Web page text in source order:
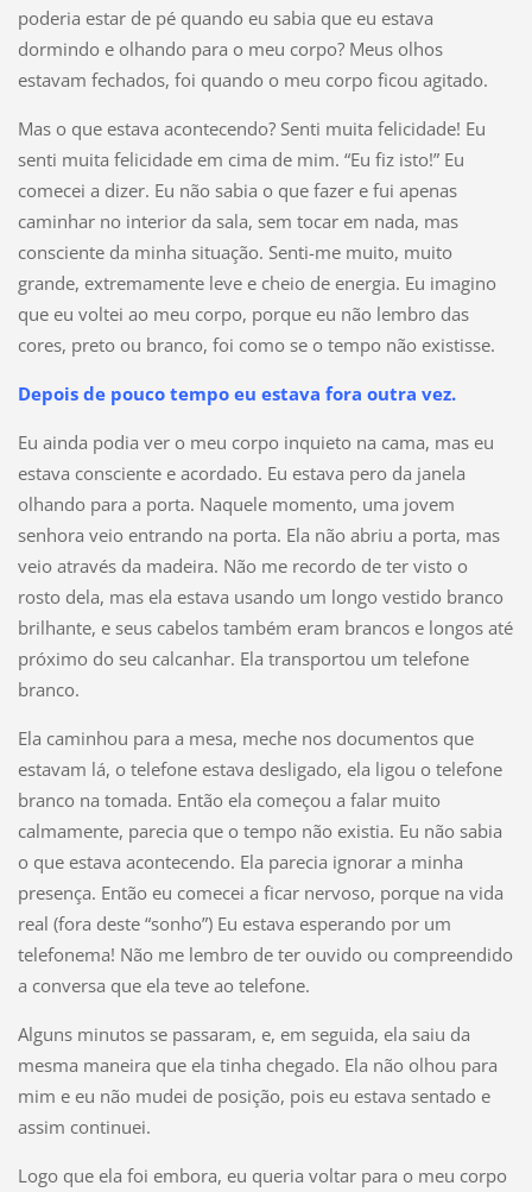
poderia estar de pé quando eu sabia que eu estava
dormindo e olhando para o meu corpo? Meus olhos
estavam fechados, foi quando o meu corpo ficou agitado.
Mas o que estava acontecendo? Senti muita felicidade! Eu
senti muita felicidade em cima de mim. “Eu fiz isto!” Eu
comecei a dizer. Eu não sabia o que fazer e fui apenas
caminhar no interior da sala, sem tocar em nada, mas
consciente da minha situação. Senti-me muito, muito
grande, extremamente leve e cheio de energia. Eu imagino
que eu voltei ao meu corpo, porque eu não lembro das
cores, preto ou branco, foi como se o tempo não existisse.
Depois de pouco tempo eu estava fora outra vez.
Eu ainda podia ver o meu corpo inquieto na cama, mas eu
estava consciente e acordado. Eu estava pero da janela
olhando para a porta. Naquele momento, uma jovem
senhora veio entrando na porta. Ela não abriu a porta, mas
veio através da madeira. Não me recordo de ter visto o
rosto dela, mas ela estava usando um longo vestido branco
brilhante, e seus cabelos também eram brancos e longos até
próximo do seu calcanhar. Ela transportou um telefone
branco.
Ela caminhou para a mesa, meche nos documentos que
estavam lá, o telefone estava desligado, ela ligou o telefone
branco na tomada. Então ela começou a falar muito
calmamente, parecia que o tempo não existia. Eu não sabia
o que estava acontecendo. Ela parecia ignorar a minha
presença. Então eu comecei a ficar nervoso, porque na vida
real (fora deste “sonho”) Eu estava esperando por um
telefonema! Não me lembro de ter ouvido ou compreendido
a conversa que ela teve ao telefone.
Alguns minutos se passaram, e, em seguida, ela saiu da
mesma maneira que ela tinha chegado. Ela não olhou para
mim e eu não mudei de posição, pois eu estava sentado e
assim continuei.
Logo que ela foi embora, eu queria voltar para o meu corpo